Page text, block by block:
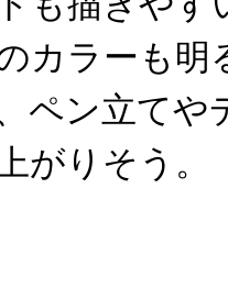
カラーも明
ペン立てや
がりそう。